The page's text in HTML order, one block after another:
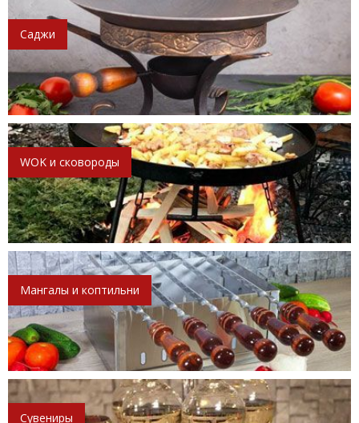
Саджи
WOK и сковороды
Мангалы и коптильни
Сувениры